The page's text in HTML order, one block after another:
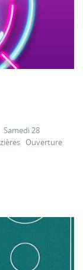
Samedi 28
Ouverture